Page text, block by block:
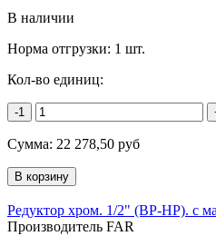
В наличии
Норма отгрузки: 1 шт.
Кол-во единиц:
-1
Сумма: 22 278,50 руб
Редуктор хром. 1/2" (ВР-НР). с
Производитель FAR